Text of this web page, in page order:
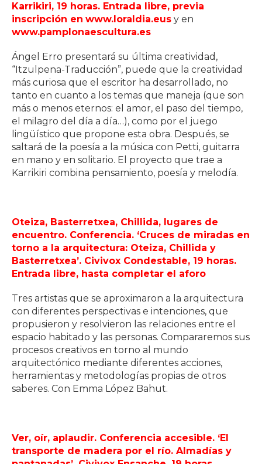
Karrikiri, 19 horas. Entrada libre, previa
inscripción en www.loraldia.eus y en
www.pamplonaescultura.es
Ángel Erro presentará su última creatividad,
“Itzulpena-Traducción”, puede que la creatividad
más curiosa que el escritor ha desarrollado, no
tanto en cuanto a los temas que maneja (que son
más o menos eternos: el amor, el paso del tiempo,
el milagro del día a día…), como por el juego
lingüístico que propone esta obra. Después, se
saltará de la poesía a la música con Petti, guitarra
en mano y en solitario. El proyecto que trae a
Karrikiri combina pensamiento, poesía y melodía.
Oteiza, Basterretxea, Chillida, lugares de
encuentro. Conferencia. ‘Cruces de miradas en
torno a la arquitectura: Oteiza, Chillida y
Basterretxea’. Civivox Condestable, 19 horas.
Entrada libre, hasta completar el aforo
Tres artistas que se aproximaron a la arquitectura
con diferentes perspectivas e intenciones, que
propusieron y resolvieron las relaciones entre el
espacio habitado y las personas. Compararemos sus
procesos creativos en torno al mundo
arquitectónico mediante diferentes acciones,
herramientas y metodologías propias de otros
saberes. Con Emma López Bahut.
Ver, oír, aplaudir. Conferencia accesible. ‘El
transporte de madera por el río. Almadías y